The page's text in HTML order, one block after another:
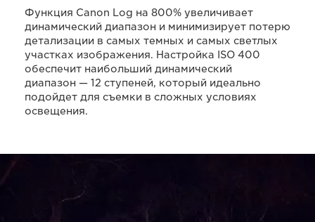
Функция Canon Log на 800% увеличивает
динамический диапазон и минимизирует потерю
детализации в самых темных и самых светлых
участках изображения. Настройка ISO 400
обеспечит наибольший динамический
диапазон — 12 ступеней, который идеально
подойдет для съемки в сложных условиях
освещения.